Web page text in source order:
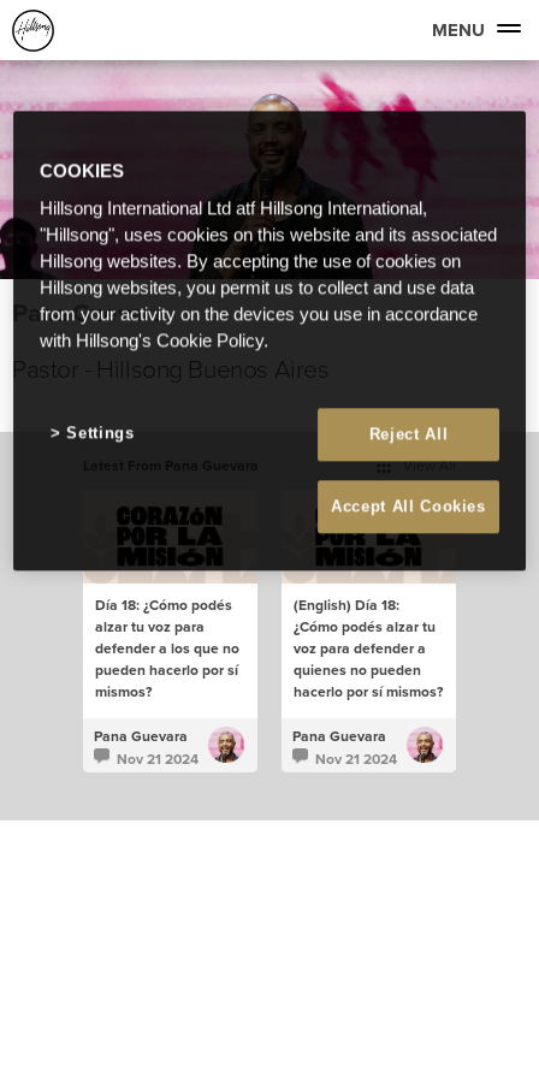
MENU
Pana Guevara
Pastor - Hillsong Buenos Aires
View All
Día 18: ¿Cómo podés
alzar tu voz para
defender a los que no
pueden hacerlo por sí
mismos?
Pana Guevara
Nov 21 2024
(English) Día 18:
¿Cómo podés alzar tu
voz para defender a
quienes no pueden
hacerlo por sí mismos?
Pana Guevara
Nov 21 2024
COOKIES
Hillsong International Ltd atf Hillsong International,
"Hillsong", uses cookies on this website and its associated
Hillsong websites. By accepting the use of cookies on
Hillsong websites, you permit us to collect and use data
from your activity on the devices you use in accordance
with Hillsong's Cookie Policy.
Reject All
Accept All Cookies
Settings